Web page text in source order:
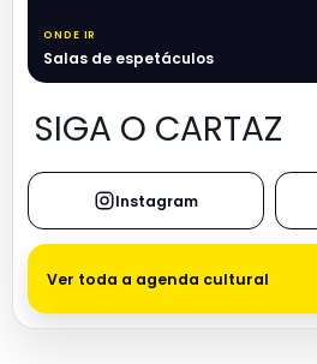
ONDE IR
Salas de espetáculos
SIGA O CARTAZ
Instagram
Ver toda a agenda cultural